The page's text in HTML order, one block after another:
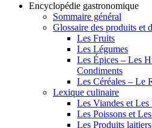
Encyclopédie gastronomique
Sommaire général
Glossaire des produits et
Les Fruits
Les Légumes
Les Épices – Les
Condiments
Les Céréales – Le
Lexique culinaire
Les Viandes et Les
Les Poissons et
Les Produits